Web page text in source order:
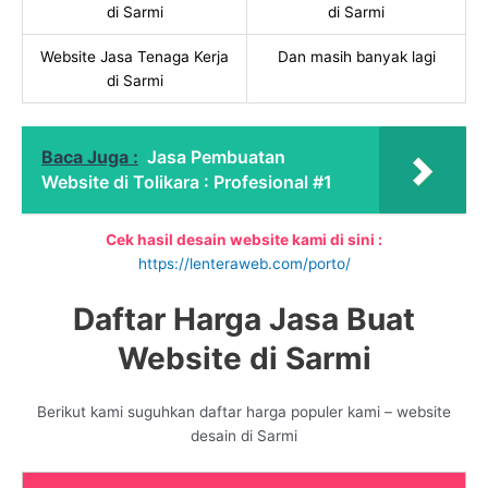
di Sarmi di Sarmi
Website Jasa Tenaga Kerja
di Sarmi
Dan masih banyak lagi
Baca Juga : Jasa Pembuatan
Website di Tolikara : Profesional #1
Cek hasil desain website kami di sini :
https://lenteraweb.com/porto/
Daftar Harga Jasa Buat
Website di Sarmi
Berikut kami suguhkan daftar harga populer kami – website
desain di Sarmi